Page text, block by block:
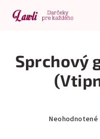
obsah
Sprchový
Neohodnotené